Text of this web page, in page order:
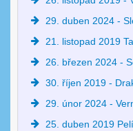
29. duben 2024 -
21. listopad 2019
26. březen 2024 -
30. říjen 2019 -
29. únor 2024 -
25. duben 2019